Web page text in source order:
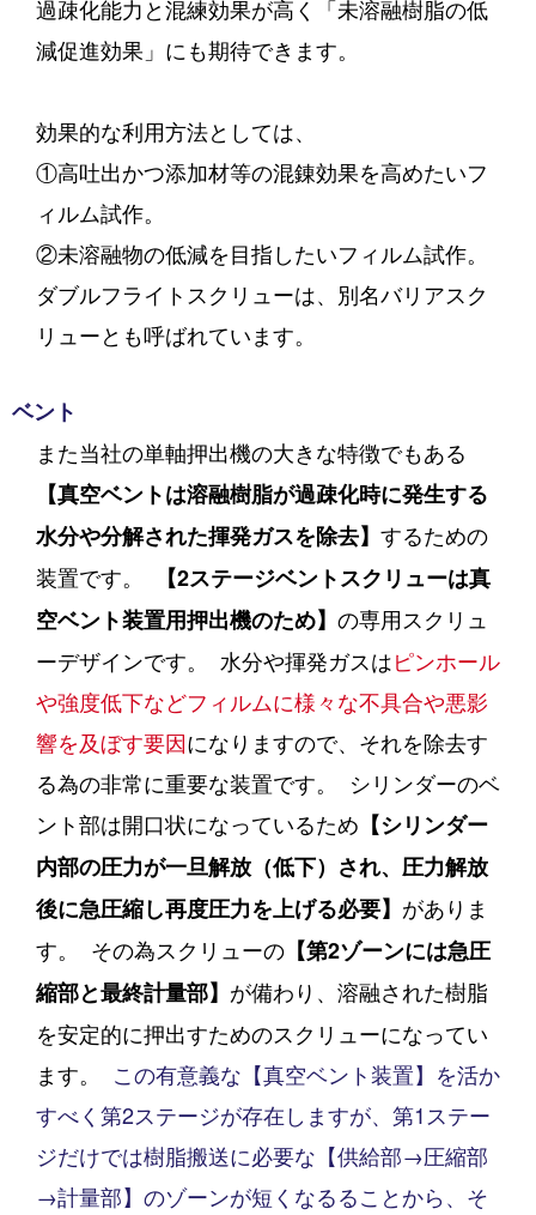
過疎化能力と混練効果が高く「未溶融樹脂の低
減促進効果」にも期待できます。
効果的な利用方法としては、
①高吐出かつ添加材等の混錬効果を高めたいフ
ィルム試作。
②未溶融物の低減を目指したいフィルム試作。
ダブルフライトスクリューは、別名バリアスク
リューとも呼ばれています。
ベント
また当社の単軸押出機の大きな特徴でもある
【真空ベントは溶融樹脂が過疎化時に発生する
水分や分解された揮発ガスを除去】 するための
装置です。
【2ステージベントスクリューは真
空ベント装置用押出機のため】 の専用スクリュ
ーデザインです。
水分や揮発ガスはピンホール
や強度低下などフィルムに様々な不具合や悪影
響を及ぼす要因になりますので、それを除去す
る為の非常に重要な装置です。
シリンダーのベ
ント部は開口状になっているため 【シリンダー
内部の圧力が一旦解放（低下）され、圧力解放
後に急圧縮し再度圧力を上げる必要】 がありま
す。
その為スクリューの 【第2ゾーンには急圧
縮部と最終計量部】 が備わり、溶融された樹脂
を安定的に押出すためのスクリューになってい
ます。
この有意義な【真空ベント装置】を活か
すべく第2ステージが存在しますが、 第1ステー
ジだけでは樹脂搬送に必要な【供給部→圧縮部
→計量部】のゾーンが短くなるることから、 そ